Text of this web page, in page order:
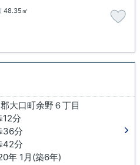
48.35㎡
大口町余野６丁目
12分
36分
42分
年 1月(築6年)